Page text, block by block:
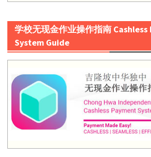
学校无现金作业操作指南 Cashless
System Guide